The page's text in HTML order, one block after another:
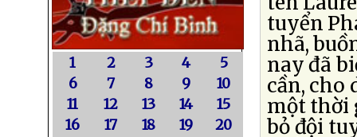
1 2 3 4
5
6
7 8 9
10
11
12 13 14
15
16
17 18 19
20
tuyển
nhã,
nay đã
cần, cho
một thời
bỏ đội